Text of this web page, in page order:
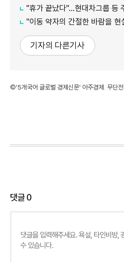
"휴가 끝났다"…현대차그룹 등 주
"이동 약자의 간절한 바람을 현실로"…기
기자의 다른기사
©'5개국어 글로벌 경제신문' 아주경제. 무단전
댓글0